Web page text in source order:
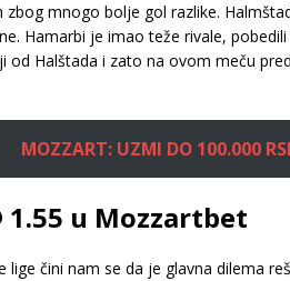
mnogo bolje gol razlike.
Hamarbi je imao teže rivale,
Halštada i zato na ovom meču
MOZZART: UZMI DO 100.000
1.55 u Mozzartbet
čini nam se da je glavna dilema